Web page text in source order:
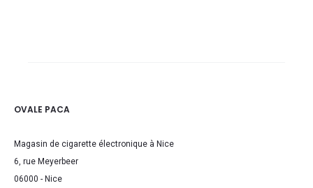
OVALE PACA
Magasin de cigarette électronique à Nice
6, rue Meyerbeer
06000 - Nice